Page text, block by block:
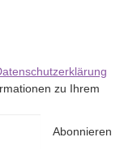
zu Ihrem
Abonnieren